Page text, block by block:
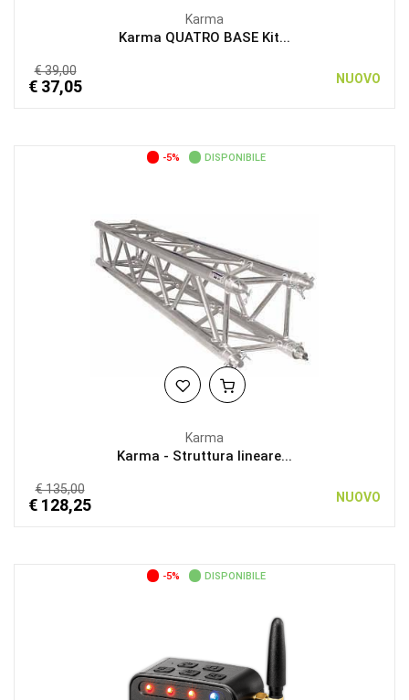
Karma
Karma QUATRO BASE Kit...
€ 39,00
€ 37,05 NUOVO
-5% DISPONIBILE
Karma
Karma - Struttura lineare...
€ 135,00
€ 128,25 NUOVO
-5% DISPONIBILE